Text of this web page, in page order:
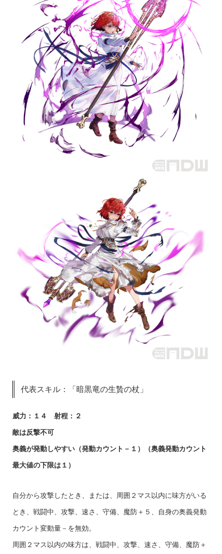
代表スキル：「暗黒竜の生贄の杖」
威力：１４ 射程：２
敵は反撃不可
奥義が発動しやすい（発動カウント－１）（奥義発動カウント
最大値の下限は１）
自分から攻撃したとき、または、周囲２マス以内に味方がいる
とき、戦闘中、攻撃、速さ、守備、魔防＋５、自身の奥義発動
カウント変動量－を無効。
周囲２マス以内の味方は、戦闘中、攻撃、速さ、守備、魔防＋